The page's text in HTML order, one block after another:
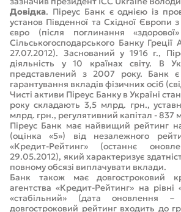
Довідка. Піреус Банк є однією із
установ Південної та Східної Європи
євро (після поглинання
Сільськогосподарського Банку
27.07.2012). Заснований у 1916 г.,
діяльність у 10 країнах світу. В
представлений з 2007 року. Банк
гарантування вкладів фізичних осіб
Чисті активи Піреус Банку в Україні
року складають 3,5 млрд. грн.,
млрд. грн., регулятивний капітал - 837
Піреус Банк має найвищий рейтинг
(оцінка «5») від незалежного
«Кредит-Рейтинг» (останнє
29.05.2012), який характеризує
повному обсязі виплачувати вклади.
Банк також має довгостроковий
агентства «Кредит-Рейтинг» на рівні
«стабільний» (дата оновлення
довгостроковий рейтинг входить до